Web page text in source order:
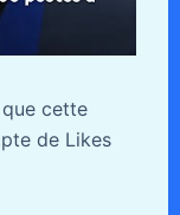
cette
de Likes